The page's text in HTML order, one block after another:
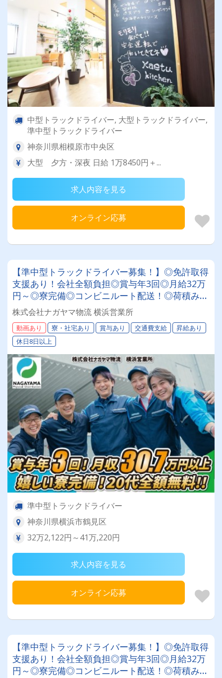
中型トラックドライバー, 大型トラックドライバー,
準中型トラックドライバー
神奈川県相模原市中央区
大型 夕方・深夜 日給 1万8450円＋...
求人内容を見る
オンライン応募
【準中型トラックドライバー募集！】◎免許取得
支援あり！会社全額負担◎賞与年3回◎月給32万
円～◎寮完備◎コンビニルート配送！◎荷積み・
荷下ろし軽々！◎全車AT車★安定して働きたい
方必見★あなたらしく働ける環境です！
株式会社ナガヤマ物流 横浜営業所
動画あり 寮・社宅あり 賞与あり 交通費支給
昇給あり
休日8日以上
準中型トラックドライバー
神奈川県横浜市鶴見区
32万2,122円～41万,220円
求人内容を見る
オンライン応募
【準中型トラックドライバー募集！】◎免許取得
支援あり！会社全額負担◎賞与年3回◎月給32万
円～◎寮完備◎コンビニルート配送！◎荷積み・